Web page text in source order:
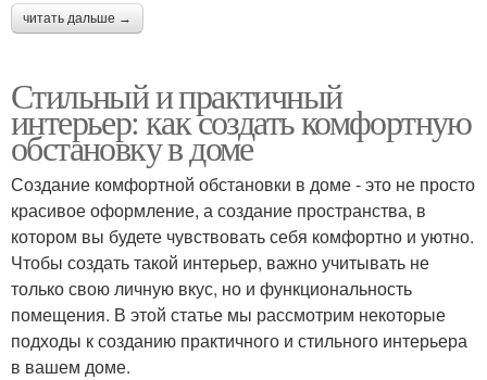
читать дальше →
Стильный и практичный
интерьер: как создать комфортную
обстановку в доме
Создание комфортной обстановки в доме - это не просто
красивое оформление, а создание пространства, в
котором вы будете чувствовать себя комфортно и уютно.
Чтобы создать такой интерьер, важно учитывать не
только свою личную вкус, но и функциональность
помещения. В этой статье мы рассмотрим некоторые
подходы к созданию практичного и стильного интерьера
в вашем доме.